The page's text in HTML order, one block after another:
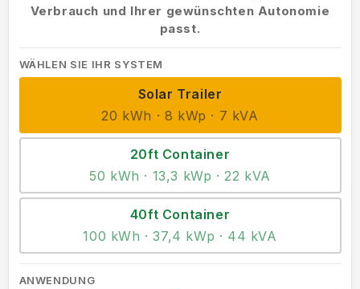
Verbrauch und Ihrer gewünschten Autonomie
passt.
WÄHLEN SIE IHR SYSTEM
Solar Trailer
20 kWh · 8 kWp · 7 kVA
20ft Container
50 kWh · 13,3 kWp · 22 kVA
40ft Container
100 kWh · 37,4 kWp · 44 kVA
ANWENDUNG